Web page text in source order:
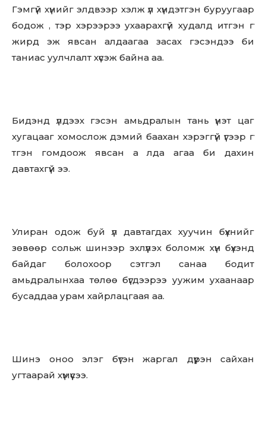
Гэмгүй хүнийг элдвээр хэлж үл хүндэтгэн буруугаар
бодож , тэр хэрээрээ ухаарахгүй худалд итгэн гү
жирд эж явсан алдаагаа засах гэсэндээ би
таниас уулчлалт хүсэж байна аа.
Бидэнд үлдээх гэсэн амьдралын тань үнэт цаг
хугацааг хомослож дэмий баахан хэрэггүй үгээр гү
тгэн гомдоож явсан а лда агаа би дахин
давтахгүй ээ.
Улиран одож буй үл давтагдах хуучин бүхнийг
зөвөөр сольж шинээр эхлүүлэх боломж хүн бүхэнд
байдаг болохоор сэтгэл санаа бодит
амьдралынхаа төлөө бүгдээрээ уужим ухаанаар
бусаддаа урам хайрлацгаая аа.
Шинэ оноо элэг бүтэн жаргал дүүрэн сайхан
угтаарай хүмүүсээ.